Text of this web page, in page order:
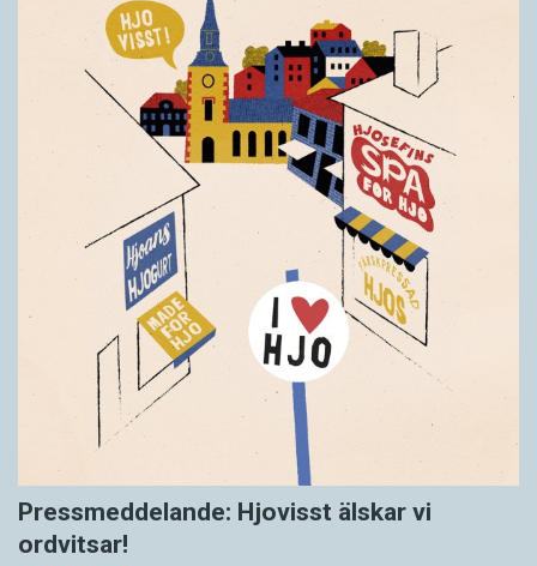
Pressmeddelande: Hjovisst älskar vi
ordvitsar!